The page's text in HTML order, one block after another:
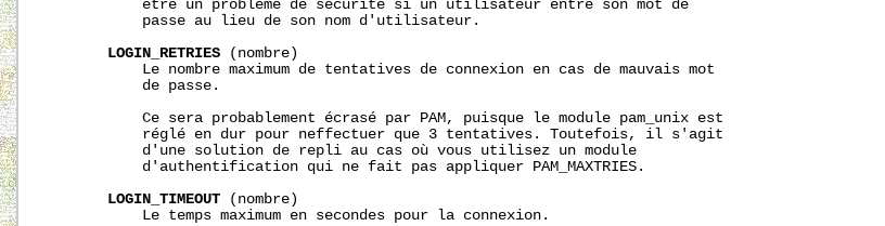
           être un problème de sécurité si un utilisateur entre son mot de
           passe au lieu de son nom d'utilisateur.
LOGIN_RETRIES (nombre)
           Le nombre maximum de tentatives de connexion en cas de mauvais mot
           de passe.
           Ce sera probablement écrasé par PAM, puisque le module pam_unix est
           réglé en dur pour neffectuer que 3 tentatives. Toutefois, il s'agit
           d'une solution de repli au cas où vous utilisez un module
           d'authentification qui ne fait pas appliquer PAM_MAXTRIES.
LOGIN_TIMEOUT (nombre)
           Le temps maximum en secondes pour la connexion.